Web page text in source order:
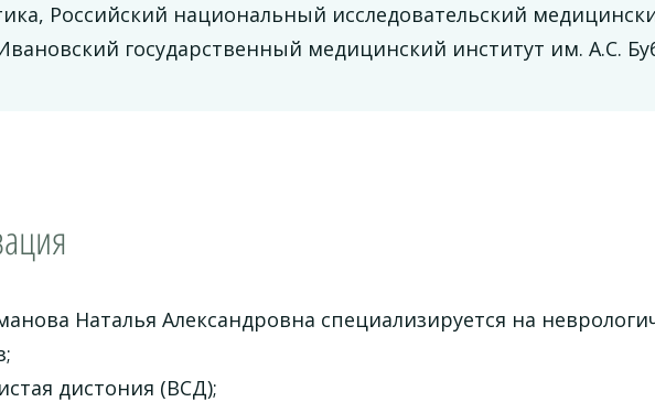
Российский национальный исследовательский
государственный медицинский институт им. А.С.
Наталья Александровна специализируется на
дистония (ВСД);